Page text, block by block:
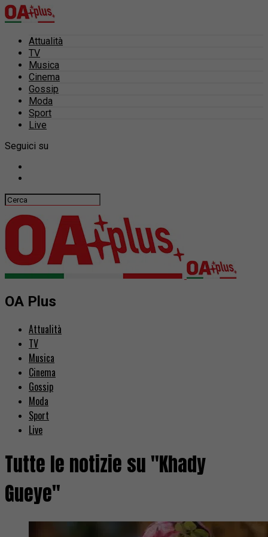
Attualità
TV
Musica
Cinema
Gossip
Moda
Sport
Live
Seguici su
OA Plus
Attualità
TV
Musica
Cinema
Gossip
Moda
Sport
Live
Tutte le notizie su "Khady
Gueye"